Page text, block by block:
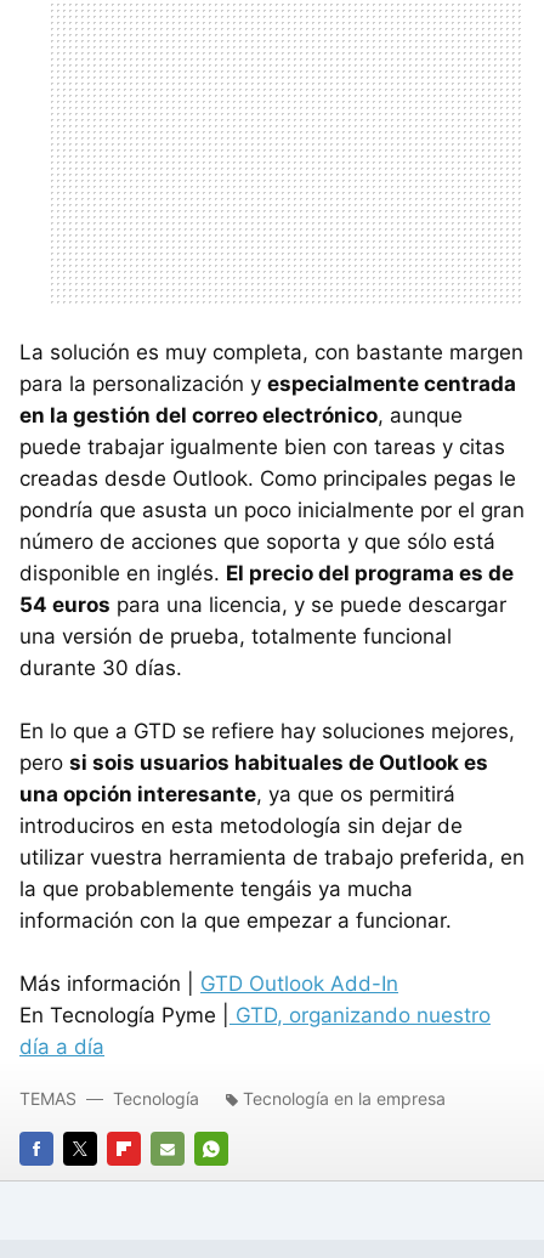
La solución es muy completa, con bastante margen
para la personalización y especialmente centrada
en la gestión del correo electrónico, aunque
puede trabajar igualmente bien con tareas y citas
creadas desde Outlook. Como principales pegas le
pondría que asusta un poco inicialmente por el gran
número de acciones que soporta y que sólo está
disponible en inglés. El precio del programa es de
54 euros para una licencia, y se puede descargar
una versión de prueba, totalmente funcional
durante 30 días.
En lo que a GTD se refiere hay soluciones mejores,
pero si sois usuarios habituales de Outlook es
una opción interesante, ya que os permitirá
introduciros en esta metodología sin dejar de
utilizar vuestra herramienta de trabajo preferida, en
la que probablemente tengáis ya mucha
información con la que empezar a funcionar.
Más información | GTD Outlook Add-In
En Tecnología Pyme |
GTD, organizando nuestro
día a día
FACEBOOK
TWITTERFLIPBOARD
E-
WHATSAPP
TEMAS Tecnología Tecnología en la empresa